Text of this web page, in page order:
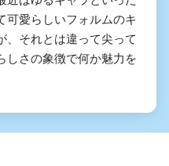
可愛らしいフォルムのキ
、それとは違って尖って
しさの象徴で何か魅力を